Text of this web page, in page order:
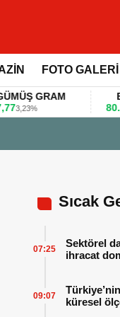
FOTO GALERİ
GRAM
Sıcak
Sektörel
ihracat
07:25
küresel
09:07